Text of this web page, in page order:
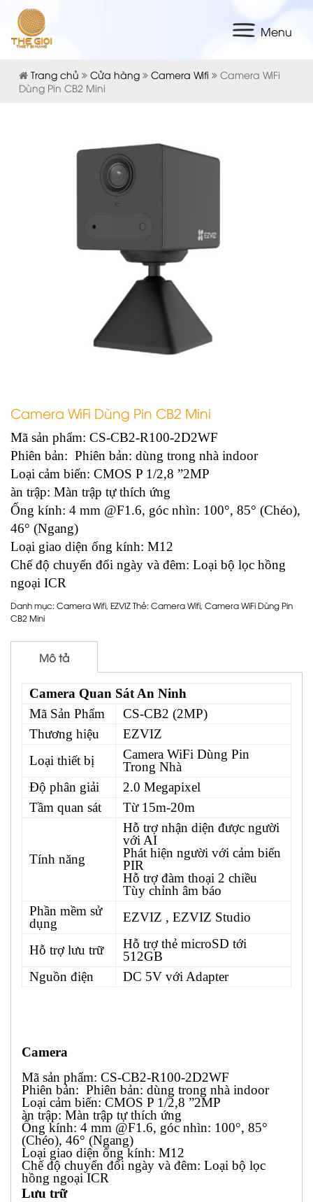
Menu
Trang chủ Cửa hàng Camera Wifi
Camera WiFi
Dùng Pin CB2 Mini
Camera WiFi Dùng Pin CB2 Mini
Mã sản phẩm: CS-CB2-R100-2D2WF
Phiên bản: Phiên bản: dùng trong nhà indoor
Loại cảm biến: CMOS P 1/2,8 ”2MP
àn trập: Màn trập tự thích ứng
Ống kính: 4 mm @F1.6, góc nhìn: 100°, 85° (Chéo),
46° (Ngang)
Loại giao diện ống kính: M12
Chế độ chuyển đổi ngày và đêm: Loại bộ lọc hồng
ngoại ICR
Danh mục:Camera Wifi, EZVIZThẻ:Camera Wifi, Camera WiFi Dùng Pin
CB2 Mini
Mô tả
Camera Quan Sát An Ninh
Mã Sản Phẩm
CS-CB2 (2MP)
Thương hiệu
EZVIZ
Loại thiết bị
Camera WiFi Dùng Pin
Trong Nhà
Độ phân giải
2.0 Megapixel
Tầm quan sát
Từ 15m-20m
Tính năng
Hỗ trợ nhận diện được người
với AI
Phát hiện người với cảm biến
PIR
Hỗ trợ đàm thoại 2 chiều
Tùy chỉnh âm báo
Phần mềm sử
dụng
EZVIZ , EZVIZ Studio
Hỗ trợ lưu trữ
Hỗ trợ thẻ microSD tới
512GB
Nguồn điện
DC 5V với Adapter
Camera
Mã sản phẩm: CS-CB2-R100-2D2WF
Phiên bản: Phiên bản: dùng trong nhà indoor
Loại cảm biến: CMOS P 1/2,8 ”2MP
àn trập: Màn trập tự thích ứng
Ống kính: 4 mm @F1.6, góc nhìn: 100°, 85°
(Chéo), 46° (Ngang)
Loại giao diện ống kính: M12
Chế độ chuyển đổi ngày và đêm: Loại bộ lọc
hồng ngoại ICR
Lưu trữ